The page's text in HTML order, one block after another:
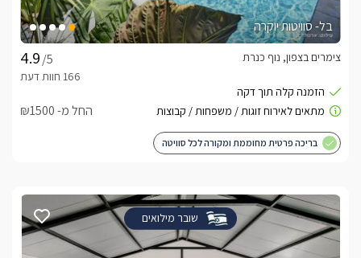
בל- סוויטות יוקרה
/5
צימרים בצפון, נוף כנרת
החל מ- ₪1500
בריכה פרטית מחוממת ומקורה לכל סוויטה
שובר מילואים